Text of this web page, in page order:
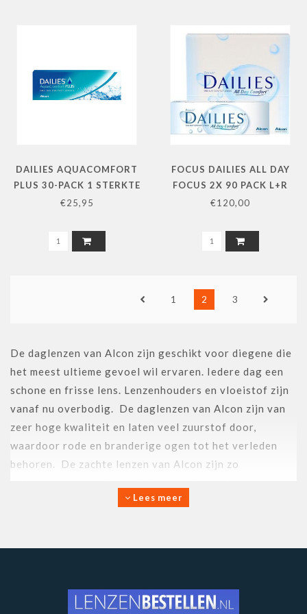
DAILIES AQUACOMFORT
PLUS 30-PACK 1 STERKTE
€25,95
FOCUS DAILIES ALL DAY
FOCUS 2X 90 PACK L+R
€120,00
1 2 3
De daglenzen van Alcon zijn geschikt voor diegene die
het meest ultieme gevoel wil ervaren. Iedere dag een
schone en frisse lens. Lenzenhouders en vloeistof zijn
vanaf nu overbodig. De daglenzen van Alcon zijn van
zeer hoge kwaliteit en laten veel zuurstof door,
waardoor rode en branderige ogen tot het verleden
behoren. De zachte lenzen van Alcon zijn zo
daglenzen zijn eenvoudig te vervangen. Bovendien,
ASSORTIMENT ALCON
materialen gemaakt. Hieronder ziet u de verschillende
Alcon daglenzen,
Lees meer